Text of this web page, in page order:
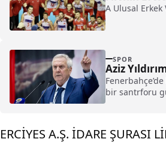
A Ulusal
SPOR
Aziz
bir santrforu
ERCİYES A.Ş. İDARE ŞURASI